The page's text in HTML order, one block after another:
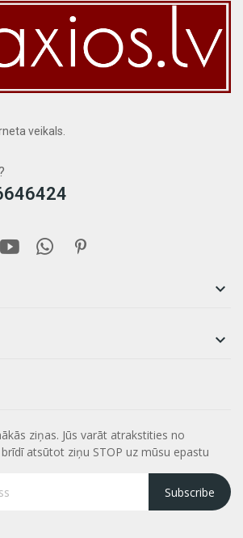
veikals.


ziņas. Jūs varāt atrakstities no
atsūtot ziņu STOP uz mūsu epastu
Subscribe